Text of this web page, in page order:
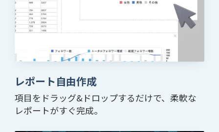
レポート自由作成
項目をドラッグ&ドロップするだけで、柔軟な
レポートがすぐ完成。